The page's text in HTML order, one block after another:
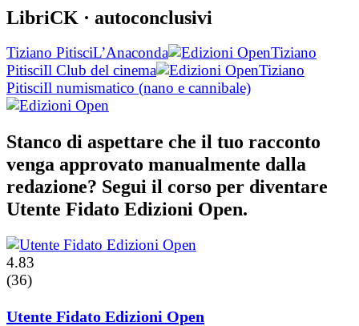
LibriCK · autoconclusivi
Tiziano PitisciL’Anaconda
Tiziano
PitisciIl Club del cinema
Tiziano
PitisciIl numismatico (nano e cannibale)
Stanco di aspettare che il tuo racconto
venga approvato manualmente dalla
redazione? Segui il corso per diventare
Utente Fidato Edizioni Open.
4.83
(36)
Utente Fidato Edizioni Open